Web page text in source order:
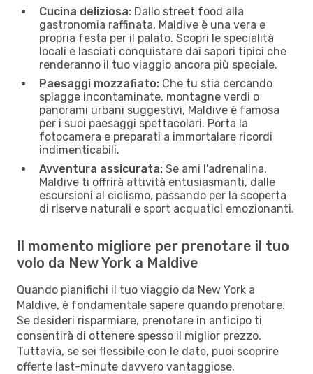
Cucina deliziosa: Dallo street food alla
gastronomia raffinata, Maldive è una vera e
propria festa per il palato. Scopri le specialità
locali e lasciati conquistare dai sapori tipici che
renderanno il tuo viaggio ancora più speciale.
Paesaggi mozzafiato: Che tu stia cercando
spiagge incontaminate, montagne verdi o
panorami urbani suggestivi, Maldive è famosa
per i suoi paesaggi spettacolari. Porta la
fotocamera e preparati a immortalare ricordi
indimenticabili.
Avventura assicurata: Se ami l'adrenalina,
Maldive ti offrirà attività entusiasmanti, dalle
escursioni al ciclismo, passando per la scoperta
di riserve naturali e sport acquatici emozionanti.
Il momento migliore per prenotare il tuo
volo da New York a Maldive
Quando pianifichi il tuo viaggio da New York a
Maldive, è fondamentale sapere quando prenotare.
Se desideri risparmiare, prenotare in anticipo ti
consentirà di ottenere spesso il miglior prezzo.
Tuttavia, se sei flessibile con le date, puoi scoprire
offerte last-minute davvero vantaggiose.